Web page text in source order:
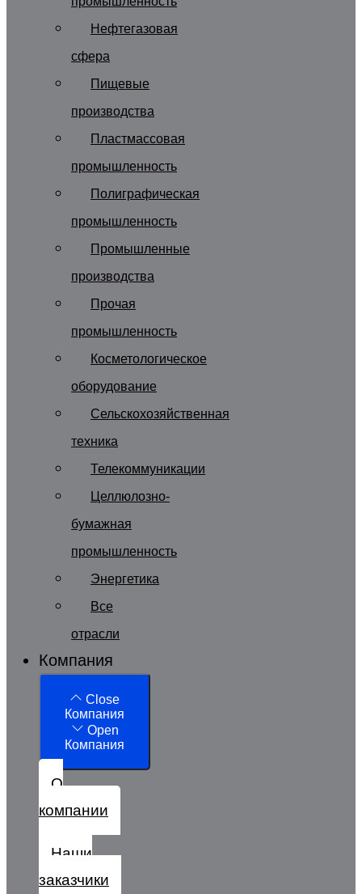
Нефтегазовая
сфера
Пищевые
производства
Пластмассовая
промышленность
Полиграфическая
промышленность
Промышленные
производства
Прочая
промышленность
Косметологическое
оборудование
Сельскохозяйственная
техника
Телекоммуникации
Целлюлозно-
бумажная
промышленность
Энергетика
Все
отрасли
Компания
Close
Компания
Open
Компания
О
компании
Наши
заказчики